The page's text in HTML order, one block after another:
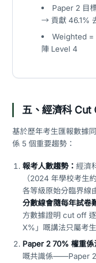
Paper 2 目
→ 貢獻 46.1%
Weighted =
陣 Level 4
五、經濟科 Cut
基於歷年考生匯報數據
係 5 個重要趨勢：
報考人數趨勢： 經濟
（2024 年學校考生
各等級原始分臨界線
分數線會隨每年試卷
方數據證明 cut off
X%」嘅講法只屬考
Paper 2 70% 權重係
嘅共識係——Paper 2